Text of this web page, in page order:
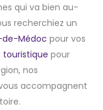
qui va bien au-
recherchiez un
de-Médoc pour vos
pour
nos
accompagnent